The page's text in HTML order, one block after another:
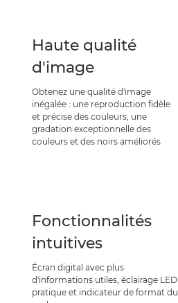
Haute qualité
d'image
Obtenez une qualité d'image
inégalée : une reproduction fidèle
et précise des couleurs, une
gradation exceptionnelle des
couleurs et des noirs améliorés
Fonctionnalités
intuitives
Écran digital avec plus
d'informations utiles, éclairage LED
pratique et indicateur de format du